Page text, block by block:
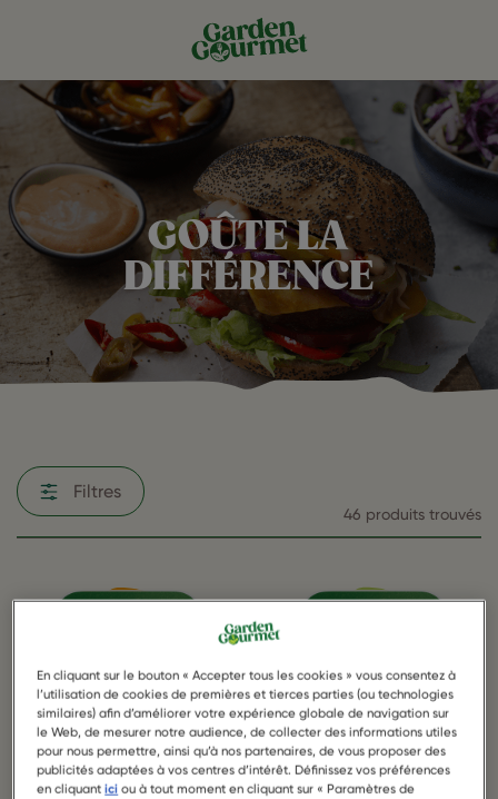
GOÛTE LA
DIFFÉRENCE
Filtres
46 produits trouvés
En cliquant sur le bouton « Accepter tous les cookies » vous consentez à
l’utilisation de cookies de premières et tierces parties (ou technologies
similaires) afin d’améliorer votre expérience globale de navigation sur
le Web, de mesurer notre audience, de collecter des informations utiles
pour nous permettre, ainsi qu’à nos partenaires, de vous proposer des
publicités adaptées à vos centres d’intérêt. Définissez vos préférences
en cliquantici ou à tout moment en cliquant sur « Paramètres de